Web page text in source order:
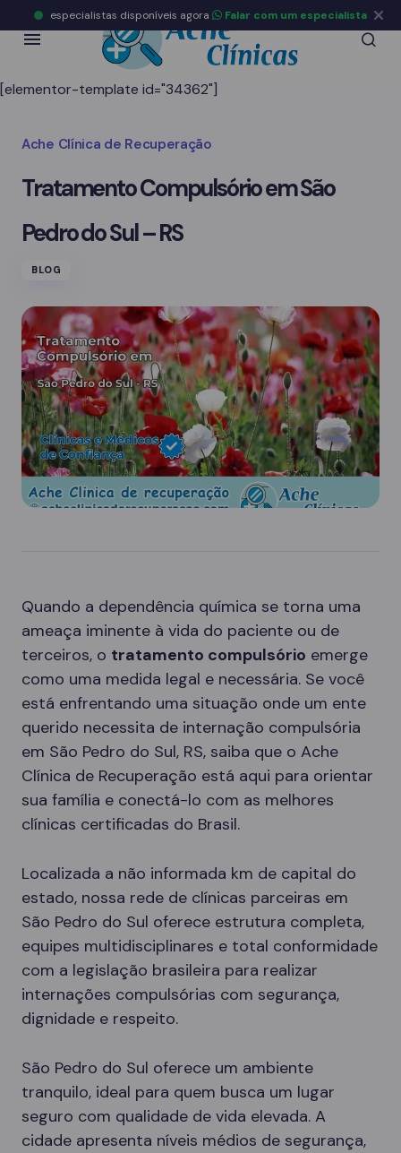
[elementor-template id="34362"]
Ache Clínica de Recuperação
Tratamento Compulsório em São
Pedro do Sul – RS
BLOG
Quando a dependência química se torna uma
ameaça iminente à vida do paciente ou de
terceiros, o tratamento compulsório emerge
como uma medida legal e necessária. Se você
está enfrentando uma situação onde um ente
querido necessita de internação compulsória
em São Pedro do Sul, RS, saiba que o Ache
Clínica de Recuperação está aqui para orientar
sua família e conectá-lo com as melhores
clínicas certificadas do Brasil.
Localizada a não informada km de capital do
estado, nossa rede de clínicas parceiras em
São Pedro do Sul oferece estrutura completa,
equipes multidisciplinares e total conformidade
com a legislação brasileira para realizar
internações compulsórias com segurança,
dignidade e respeito.
São Pedro do Sul oferece um ambiente
tranquilo, ideal para quem busca um lugar
seguro com qualidade de vida elevada. A
cidade apresenta níveis médios de segurança,
especialistas disponíveis agora Falar com um especialista